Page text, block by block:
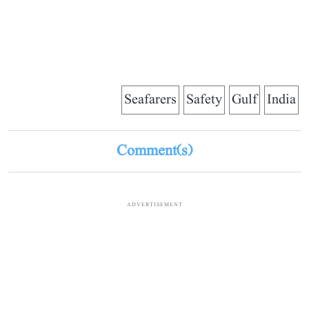
India
Gulf
Safety
Seafarers
Comment(s)
ADVERTISEMENT